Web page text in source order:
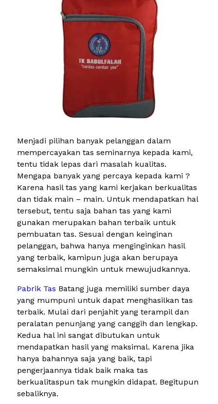
Menjadi pilihan banyak pelanggan dalam
mempercayakan tas seminarnya kepada kami,
tentu tidak lepas dari masalah kualitas.
Mengapa banyak yang percaya kepada kami ?
Karena hasil tas yang kami kerjakan berkualitas
dan tidak main – main. Untuk mendapatkan hal
tersebut, tentu saja bahan tas yang kami
gunakan merupakan bahan terbaik untuk
pembuatan tas. Sesuai dengan keinginan
pelanggan, bahwa hanya menginginkan hasil
yang terbaik, kamipun juga akan berupaya
semaksimal mungkin untuk mewujudkannya.
Pabrik Tas Batang juga memiliki sumber daya
yang mumpuni untuk dapat menghasilkan tas
terbaik. Mulai dari penjahit yang terampil dan
peralatan penunjang yang canggih dan lengkap.
Kedua hal ini sangat dibutukan untuk
mendapatkan hasil yang maksimal. Karena jika
hanya bahannya saja yang baik, tapi
pengerjaannya tidak baik maka tas
berkualitaspun tak mungkin didapat. Begitupun
sebaliknya.